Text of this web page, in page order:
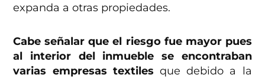
expanda a otras propiedades.
Cabe señalar que el riesgo fue mayor pues
al interior del inmueble se encontraban
varias empresas textiles que debido a la